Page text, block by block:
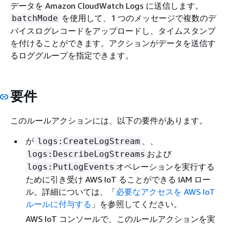
データを Amazon CloudWatch Logs に送信します。
batchMode を使用して、1 つのメッセージで複数のデ
バイスログレコードをアップロードし、タイムスタンプ
を付けることができます。アクションがデータを送信す
るロググループを指定できます。
要件
このルールアクションには、以下の要件があります。
が logs:CreateLogStream
logs:DescribeLogStreams および
logs:PutLogEvents オペレーションを実行する
ために引き受け AWS IoT ることができる IAM ロー
ル。詳細については、「必要なアクセスを AWS IoT
ルールに付与する 」を参照してください。
AWS IoT コンソールで、このルールアクションを実